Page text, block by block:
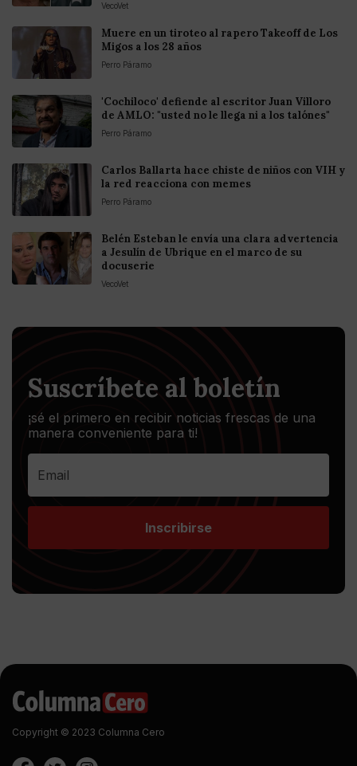
VecoVet
Muere en un tiroteo al rapero Takeoff de Los
Migos a los 28 años
Perro Páramo
'Cochiloco' defiende al escritor Juan Villoro
de AMLO: "usted no le llega ni a los talónes"
Perro Páramo
Carlos Ballarta hace chiste de niños con VIH y
la red reacciona con memes
Perro Páramo
Belén Esteban le envía una clara advertencia
a Jesulín de Ubrique en el marco de su
docuserie
VecoVet
Suscríbete al boletín
¡sé el primero en recibir noticias frescas de una
manera conveniente para ti!
Inscribirse
Copyright © 2023 Columna Cero